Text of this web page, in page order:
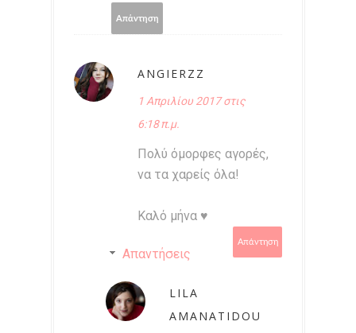
Απάντηση
ANGIERZZ
1 Απριλίου 2017 στις
6:18 π.μ.
Πολύ όμορφες αγορές,
να τα χαρείς όλα!
Καλό μήνα ♥
Απάντηση
Απαντήσεις
LILA
AMANATIDOU